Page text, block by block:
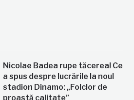
Nicolae Badea rupe tăcerea! Ce
a spus despre lucrările la noul
stadion Dinamo: „Folclor de
proastă calitate”